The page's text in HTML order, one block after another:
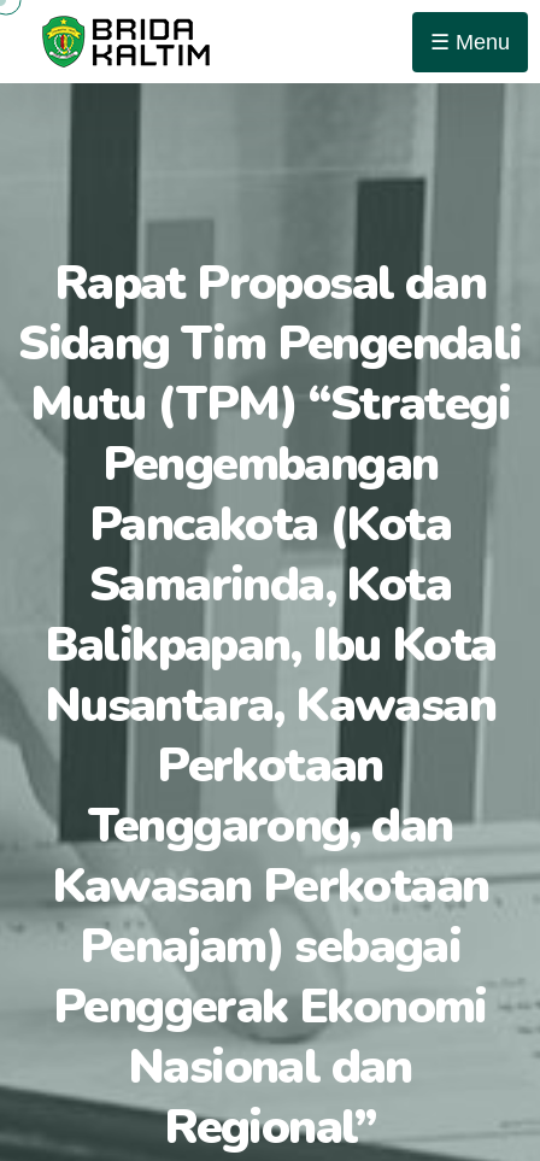
☰ Menu
Rapat Proposal dan
Sidang Tim Pengendali
Mutu (TPM) “Strategi
Pengembangan
Pancakota (Kota
Samarinda, Kota
Balikpapan, Ibu Kota
Nusantara, Kawasan
Perkotaan
Tenggarong, dan
Kawasan Perkotaan
Penajam) sebagai
Penggerak Ekonomi
Nasional dan
Regional”